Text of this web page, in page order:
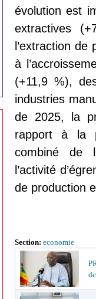
évolution est
extractives
l’extraction
à
(+11,9 %),
industries
de 2025, la
rapport à la
combiné de
l’activité
de production
Section: economie